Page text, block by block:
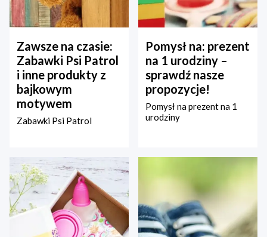
Zawsze na czasie:
Zabawki Psi Patrol
i inne produkty z
bajkowym
motywem
Zabawki Psi Patrol
Pomysł na: prezent
na 1 urodziny –
sprawdź nasze
propozycje!
Pomysł na prezent na 1
urodziny